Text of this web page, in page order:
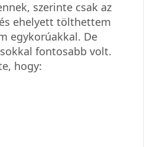
szerinte csak az
ehelyett tölthettem
egykorúakkal. De
fontosabb volt.
hogy: